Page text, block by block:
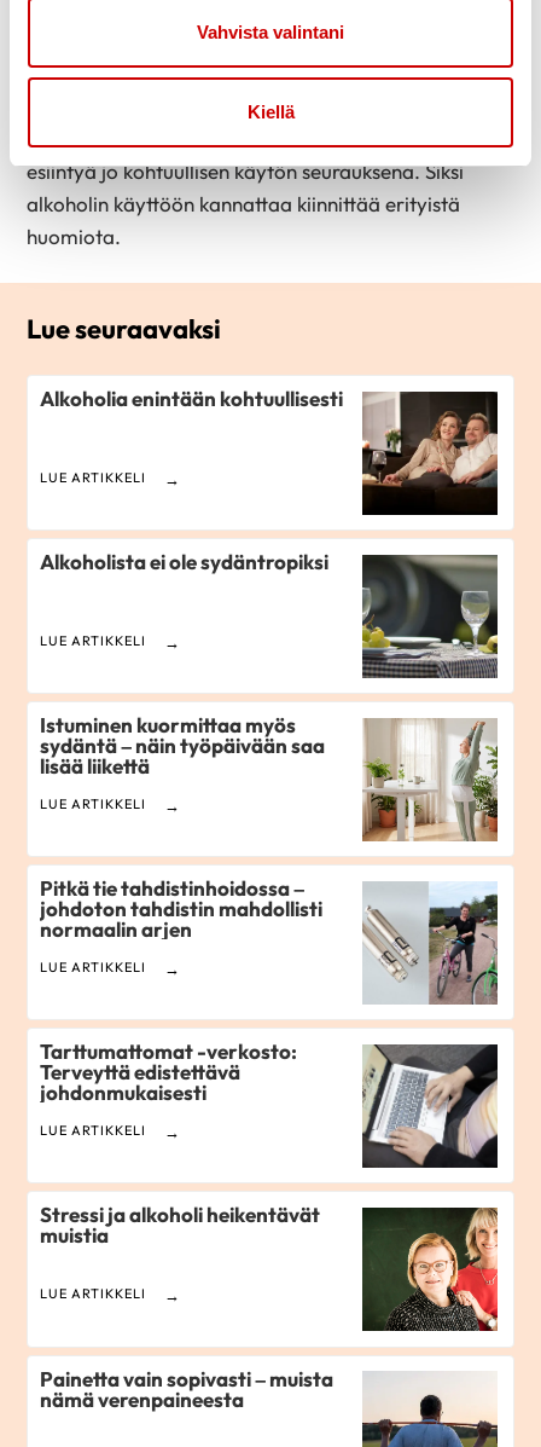
Vahvista valintani
Kiellä
Sydänlihassairauden riski on suurempi, sillä sairaus
voi kehittyä naisella lyhytaikaisemman ja
annoslukumäärien perusteella pienemmän
alkoholimäärän seurauksena. Rytmihäiriöitä saattaa
esiintyä jo kohtuullisen käytön seurauksena. Siksi
alkoholin käyttöön kannattaa kiinnittää erityistä
huomiota.
Lue seuraavaksi
Alkoholia enintään kohtuullisesti
LUE ARTIKKELI
Alkoholista ei ole sydäntropiksi
LUE ARTIKKELI
Istuminen kuormittaa myös
sydäntä – näin työpäivään saa
lisää liikettä
LUE ARTIKKELI
Pitkä tie tahdistinhoidossa –
johdoton tahdistin mahdollisti
normaalin arjen
LUE ARTIKKELI
Tarttumattomat -verkosto:
Terveyttä edistettävä
johdonmukaisesti
LUE ARTIKKELI
Stressi ja alkoholi heikentävät
muistia
LUE ARTIKKELI
Painetta vain sopivasti – muista
nämä verenpaineesta